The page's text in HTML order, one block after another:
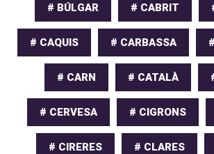
# BÚLGAR # CABRIT
# CAQUIS # CARBASSA
# CARN # CATALÀ
# CERVESA # CIGRONS
# CIRERES # CLARES